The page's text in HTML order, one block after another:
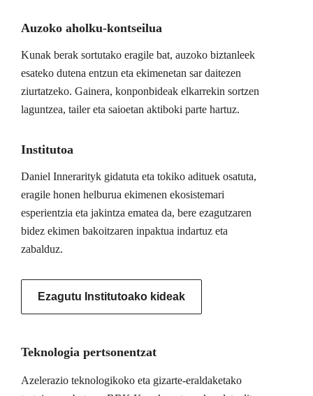
Auzoko aholku-kontseilua
Kunak berak sortutako eragile bat, auzoko biztanleek
esateko dutena entzun eta ekimenetan sar daitezen
ziurtatzeko. Gainera, konponbideak elkarrekin sortzen
laguntzea, tailer eta saioetan aktiboki parte hartuz.
Institutoa
Daniel Innerarityk gidatuta eta tokiko adituek osatuta,
eragile honen helburua ekimenen ekosistemari
esperientzia eta jakintza ematea da, bere ezagutzaren
bidez ekimen bakoitzaren inpaktua indartuz eta
zabalduz.
Ezagutu Institutoako kideak
Teknologia pertsonentzat
Azelerazio teknologikoko eta gizarte-eraldaketako